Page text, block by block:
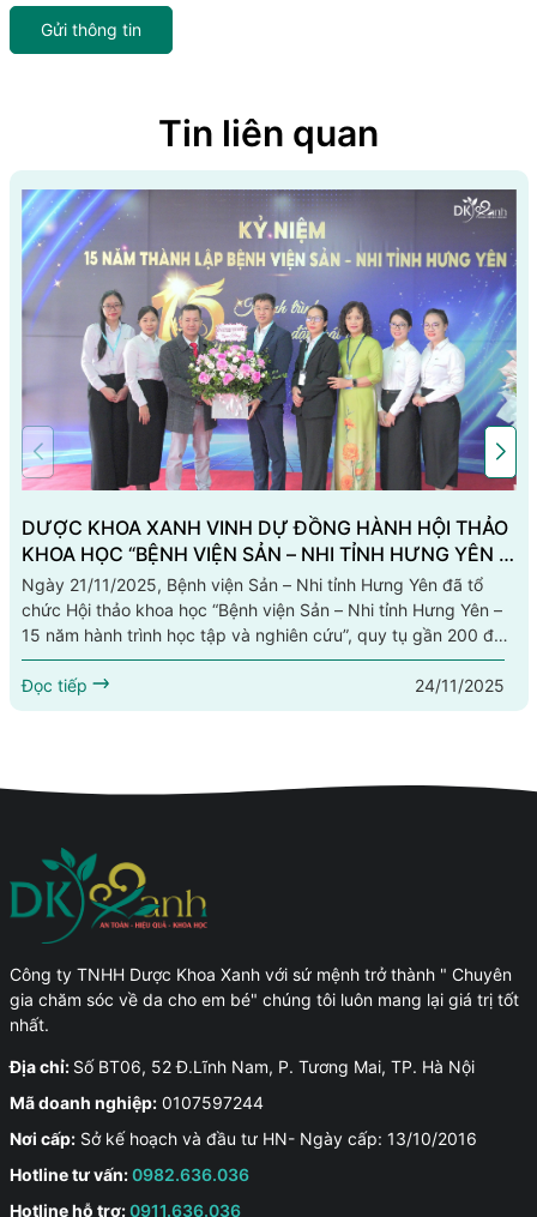
Gửi thông tin
Tin liên quan
DƯỢC KHOA XANH VINH DỰ ĐỒNG HÀNH HỘI THẢO
KHOA HỌC “BỆNH VIỆN SẢN – NHI TỈNH HƯNG YÊN –
15 NĂM HÀNH TRÌNH HỌC TẬP VÀ NGHIÊN CỨU”
Ngày 21/11/2025, Bệnh viện Sản – Nhi tỉnh Hưng Yên đã tổ
chức Hội thảo khoa học “Bệnh viện Sản – Nhi tỉnh Hưng Yên –
15 năm hành trình học tập và nghiên cứu”, quy tụ gần 200 đại
biểu là bác sĩ, điều dưỡng và cán bộ y tế trong tỉnh.Trong
không khí trang trọng và đầy ý nghĩa đó, Dược Khoa Xanh vinh
dự đồng hành với vai trò Nhà tài trợ vàng, góp phần tạo nên...
Đọc tiếp 24/11/2025
Công ty TNHH Dược Khoa Xanh với sứ mệnh trở thành " Chuyên
gia chăm sóc về da cho em bé" chúng tôi luôn mang lại giá trị tốt
nhất.
Địa chỉ: Số BT06, 52 Đ.Lĩnh Nam, P. Tương Mai, TP. Hà Nội
Mã doanh nghiệp:0107597244
Nơi cấp:Sở kế hoạch và đầu tư HN- Ngày cấp: 13/10/2016
Hotline tư vấn:0982.636.036
Hotline hỗ trợ:0911.636.036